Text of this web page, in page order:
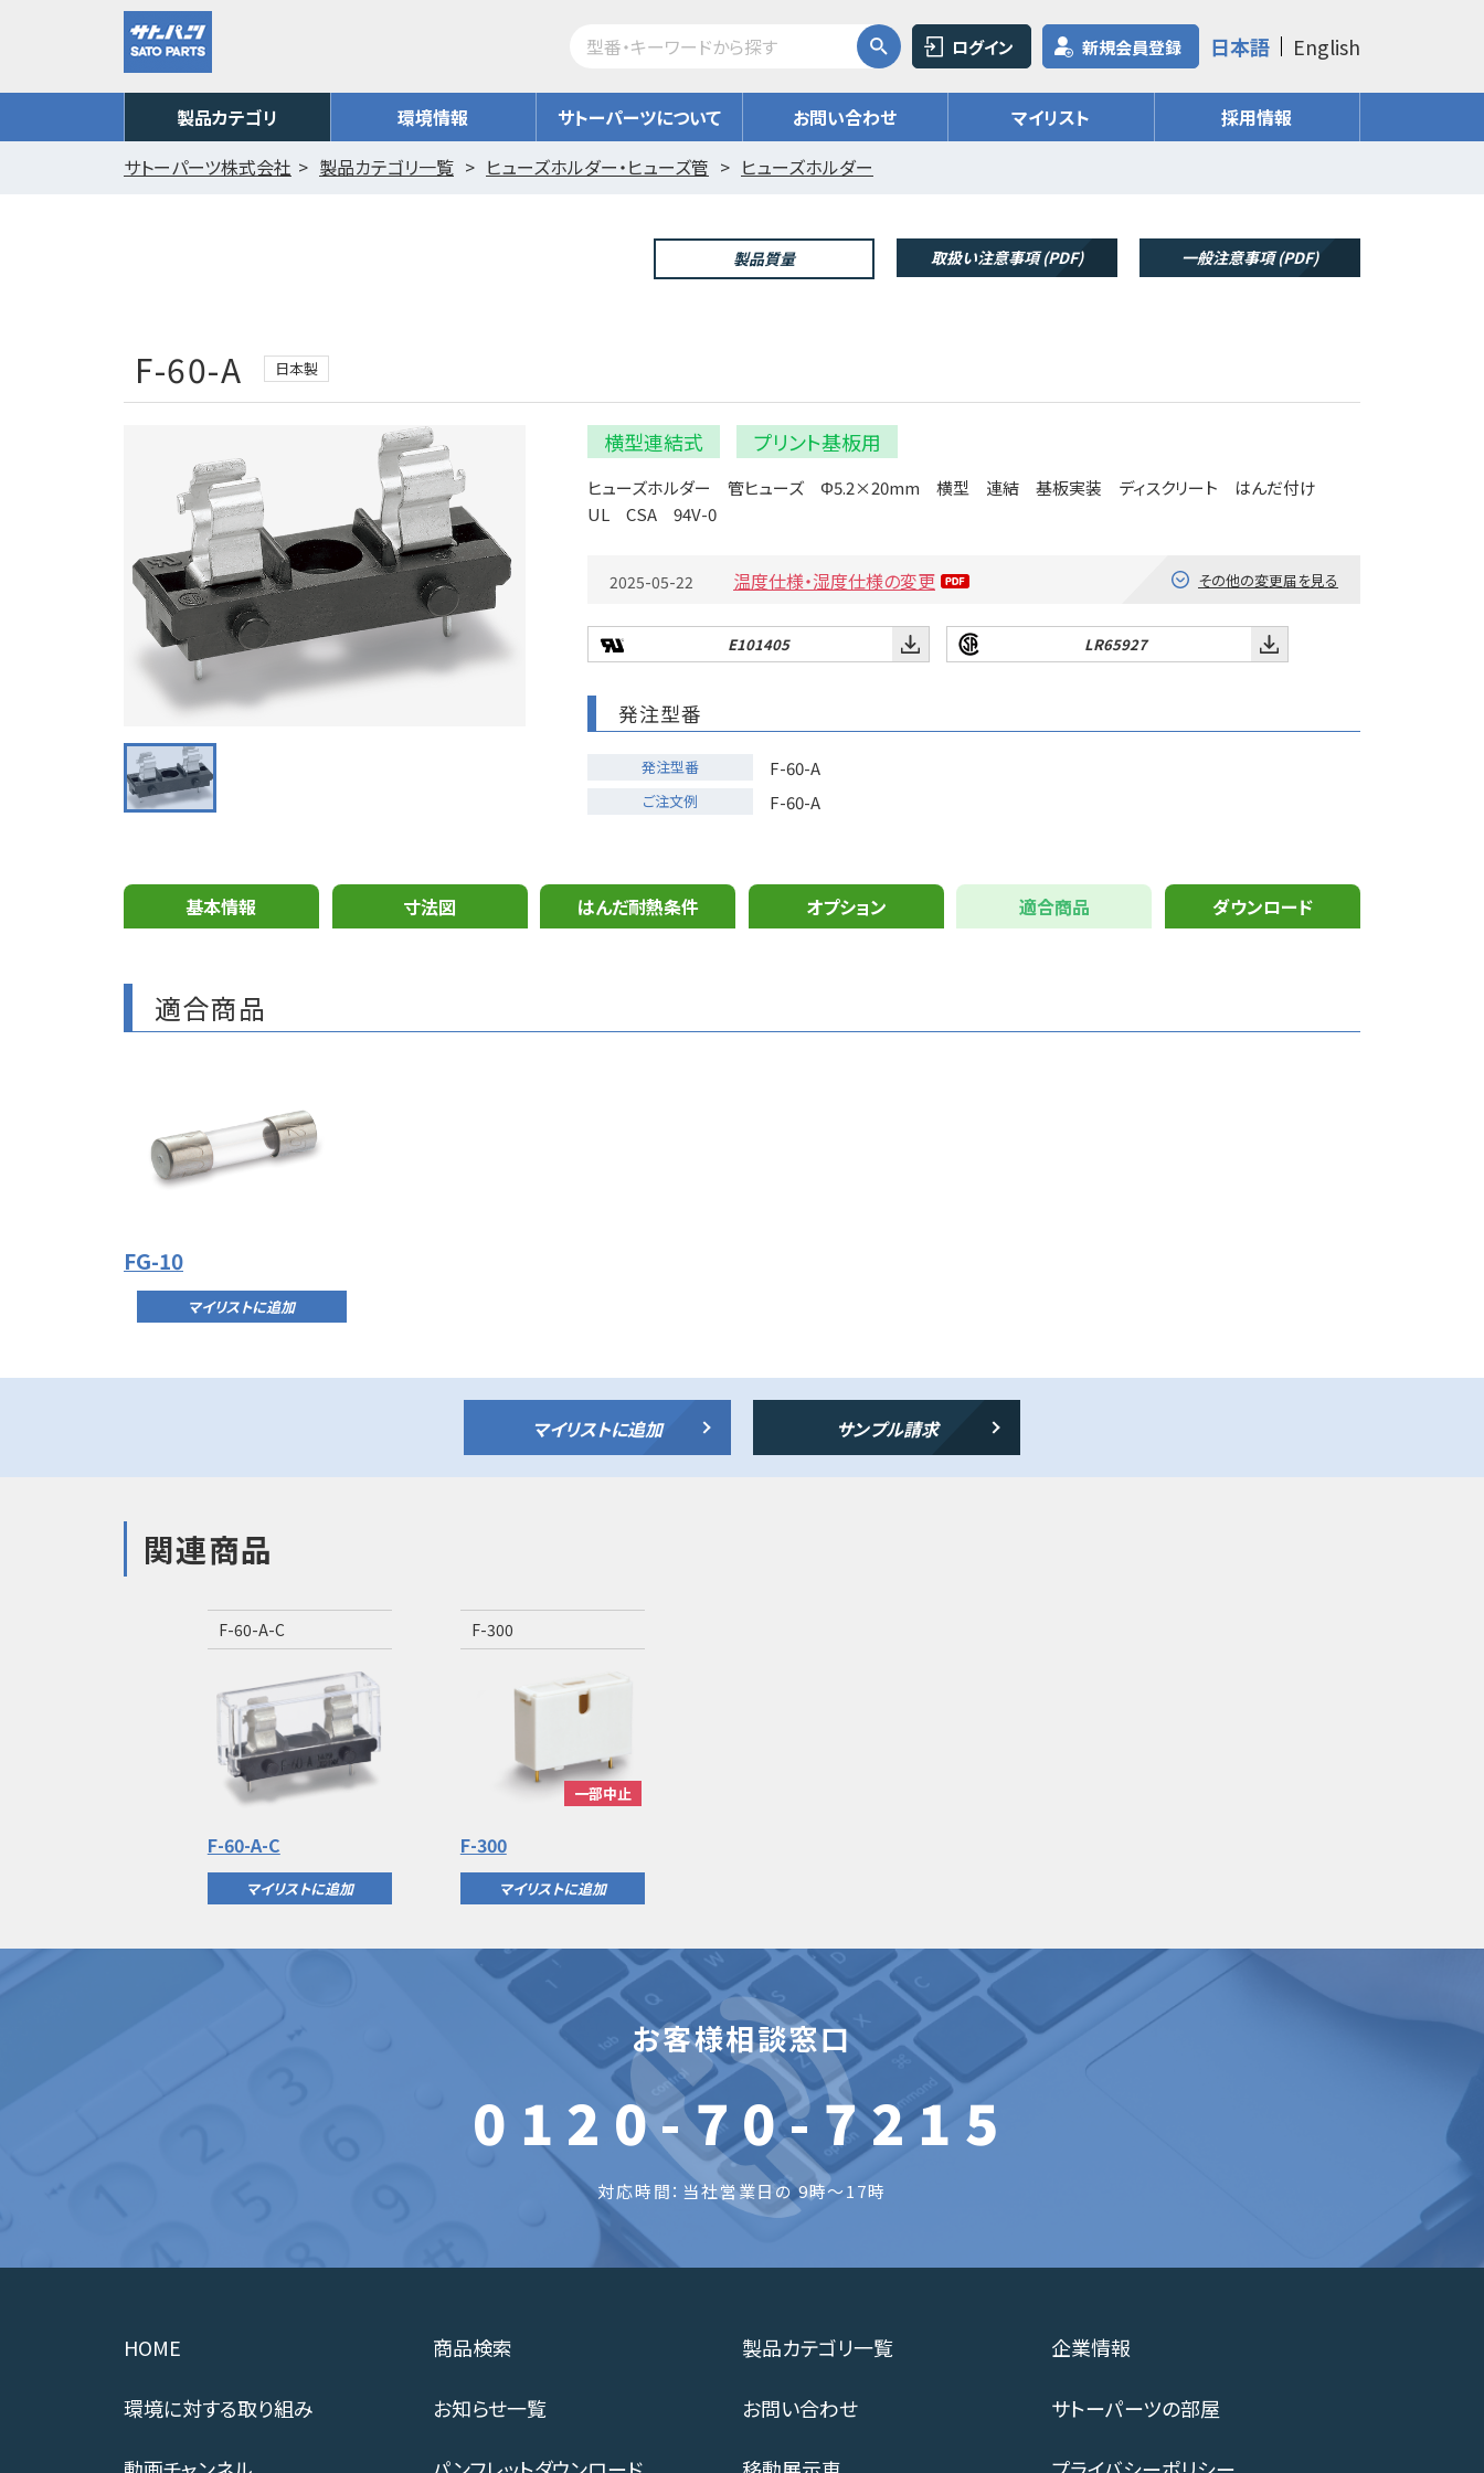
ログイン 新規会員登録 日本語 English
製品カテゴリ 環境情報 サトーパーツについて お問い合わせ マイリスト
採用情報
サトーパーツ株式会社
製品カテゴリ一覧 ヒューズホルダー・ヒューズ管 ヒューズホルダー
製品質量 取扱い注意事項 (PDF) 一般注意事項 (PDF)
F-60-A 日本製
横型連結式 プリント基板用
ヒューズホルダー 管ヒューズ Φ5.2×20mm 横型 連結 基板実装 ディスクリート はんだ付け
UL CSA 94V-0
2025-05-22 温度仕様・湿度仕様の変更 その他の変更届を見る
E101405 LR65927
発注型番
発注型番 F-60-A
ご注文例 F-60-A
基本情報 寸法図 はんだ耐熱条件 オプション 適合商品 ダウンロード
適合商品
FG-10
マイリストに追加
マイリストに追加 サンプル請求
関連商品
F-60-A-C
F-60-A-C
マイリストに追加
F-300
一部中止
F-300
マイリストに追加
お客様相談窓口
0120-70-7215
対応時間：当社営業日の 9時～17時
HOME 商品検索 製品カテゴリ一覧 企業情報
環境に対する取り組み お知らせ一覧 お問い合わせ サトーパーツの部屋